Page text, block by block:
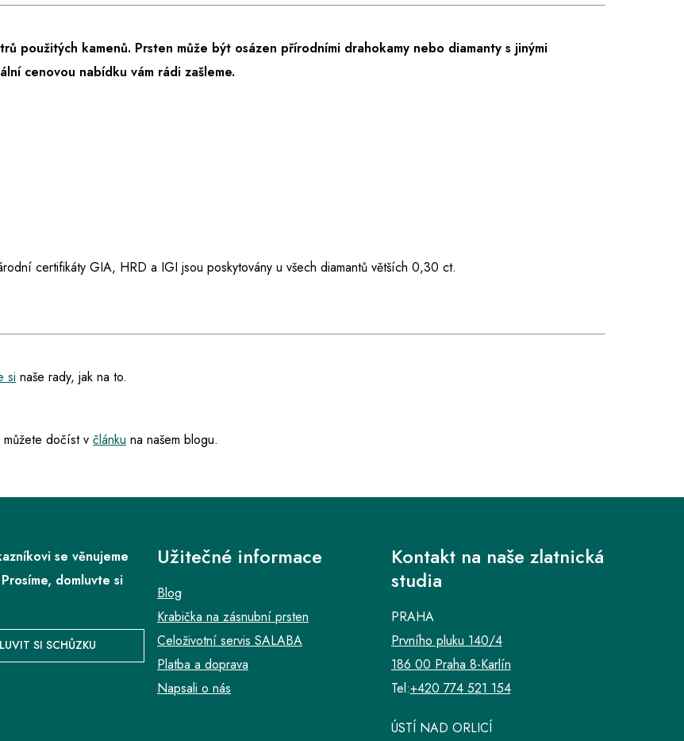
použitých kamenů. Prsten může být osázen přírodními drahokamy nebo diamanty s jinými
cenovou nabídku vám rádi zašleme.
certifikáty GIA, HRD a IGI jsou poskytovány u všech diamantů větších 0,30 ct.
si naše rady, jak na to.
dočíst v článku na našem blogu.
se věnujeme
domluvte si
SI SCHŮZKU
Užitečné informace
Blog
Krabička na zásnubní prsten
Celoživotní servis SALABA
Platba a doprava
Napsali o nás
Kontakt na naše zlatnická
studia
PRAHA
Prvního pluku 140/4
186 00 Praha 8-Karlín
Tel:+420 774 521 154
ÚSTÍ NAD ORLICÍ